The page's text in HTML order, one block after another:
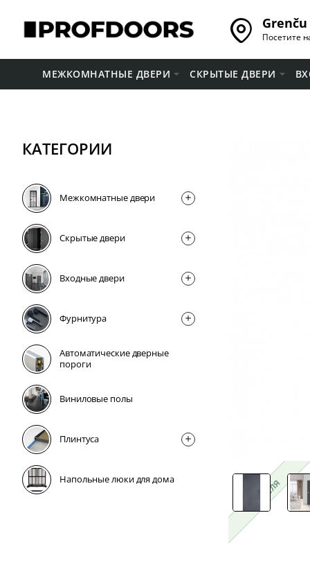
Посетите
МЕЖКОМНАТНЫЕ ДВЕРИ СКРЫТЫЕ ДВЕРИ
КАТЕГОРИИ
Межкомнатные двери
Скрытые двери
Входные двери
Фурнитура
Автоматические дверные
пороги
Виниловые полы
Плинтусa
Напольные люки для дома 1 неделя
1 неделя